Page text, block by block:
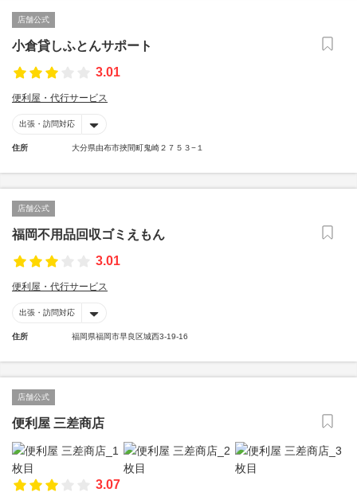
店舗公式
小倉貸しふとんサポート
3.01
便利屋・代行サービス
出張・訪問対応
住所 大分県由布市挾間町鬼崎２７５３−１
店舗公式
福岡不用品回収ゴミえもん
3.01
便利屋・代行サービス
出張・訪問対応
住所 福岡県福岡市早良区城西3-19-16
店舗公式
便利屋 三差商店
3.07